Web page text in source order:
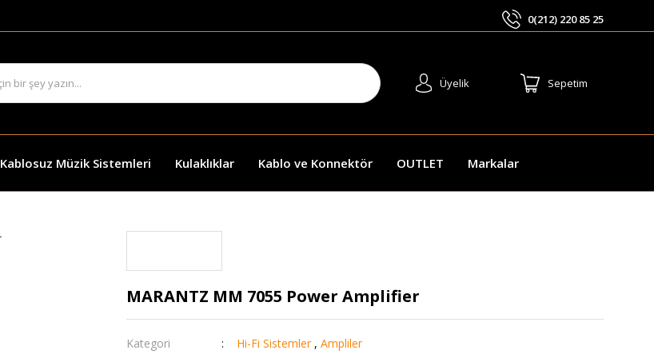
0(212) 220 85 25
Üyelik Sepetim
Kablosuz Müzik Sistemleri Kulaklıklar Kablo ve Konnektör OUTLET Markalar
MARANTZ MM 7055 Power Amplifier
Kategori Hi-Fi Sistemler ,Ampliler